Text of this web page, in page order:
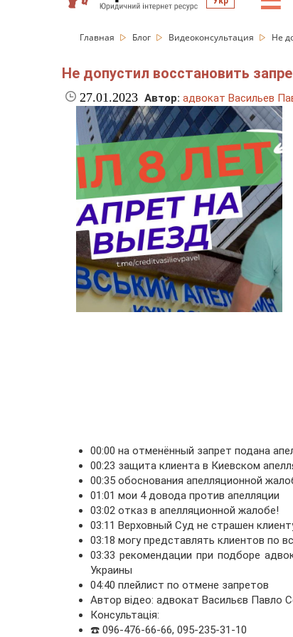
Главная Блог Видеоконсультация Не
Не допустил восстановить
27.01.2023 Автор: адвокат Васильев
00:00 на отменённый запрет подана
00:23 защита клиента в Киевском
00:35 обоснования апелляционной
01:01 мои 4 довода против апелляции
03:02 отказ в апелляционной жалобе!
03:11 Верховный Суд не страшен
03:18 могу представлять клиентов по
03:33 рекомендации при подборе
Украины
04:40 плейлист по отмене запретов
Автор відео: адвокат Васильєв Павло
Консультація:
☎️ 096-476-66-66, 095-235-31-10